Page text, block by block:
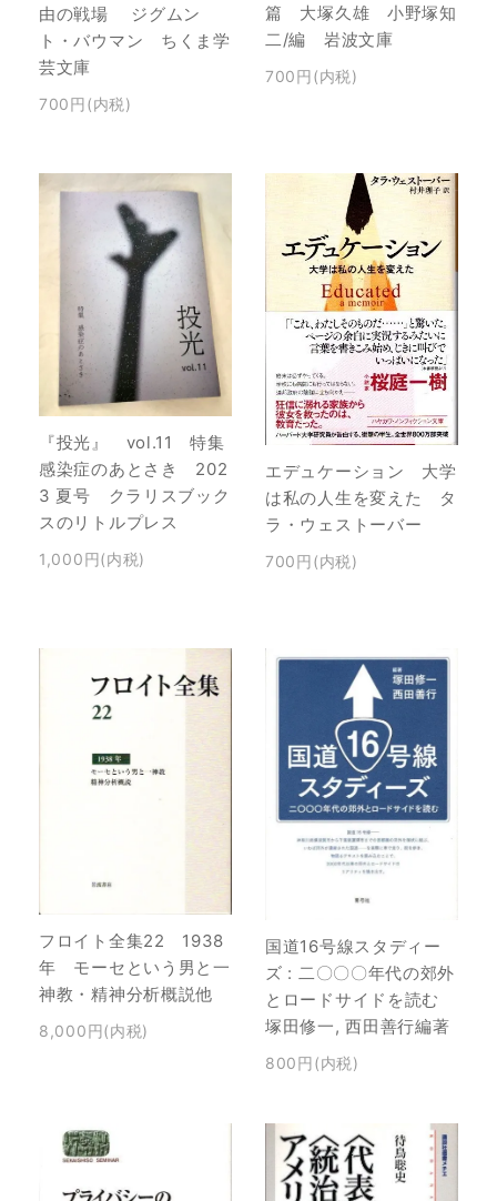
由の戦場 ジグムン
ト・バウマン ちくま学
芸文庫
700円(内税)
篇 大塚久雄 小野塚知
二/編 岩波文庫
700円(内税)
『投光』 vol.11 特集
感染症のあとさき 202
3 夏号 クラリスブック
スのリトルプレス
1,000円(内税)
エデュケーション 大学
は私の人生を変えた タ
ラ・ウェストーバー
700円(内税)
フロイト全集22 1938
年 モーセという男と一
神教・精神分析概説他
8,000円(内税)
国道16号線スタディー
ズ : 二〇〇〇年代の郊外
とロードサイドを読む
塚田修一, 西田善行編著
800円(内税)